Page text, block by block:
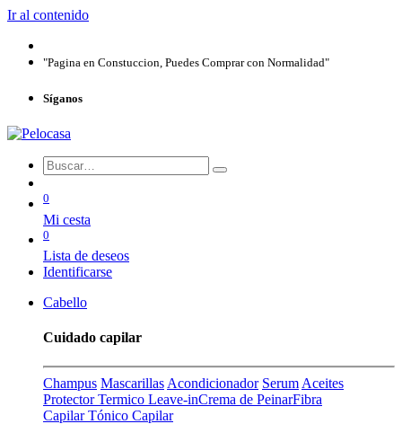
Ir al contenido
"Pagina en Constuccion, Puedes Comprar con Normalidad"
Síganos
0
Mi cesta
0
Lista de deseos
Identificarse
Cabello
Cuidado capilar
Champus Mascarillas Acondicionador Serum Aceites
Protector Termico Leave-inCrema de PeinarFibra
CapilarTónico Capilar